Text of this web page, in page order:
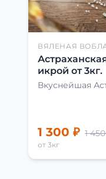
ВЯЛЕНАЯ
икрой от 3кг.
Вкуснейшая
1 300 ₽ 1
от 3кг